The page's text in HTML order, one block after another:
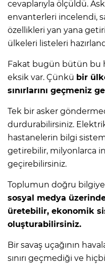
cevaplarıyla ölçüldü.
envanterleri incelendi,
özellikleri yan yana
ülkeleri listeleri
Fakat bugün bütün bu
eksik var. Çünkü bir
sınırlarını geçmeniz
Tek bir asker
durdurabilirsiniz.
hastanelerin bilgi
getirebilir, milyonlarca
geçirebilirsiniz.
Toplumun doğru bilgiye
sosyal medya
üretebilir, ekonomik
oluşturabilirsiniz.
Bir savaş uçağının
sınırı geçmediği ve